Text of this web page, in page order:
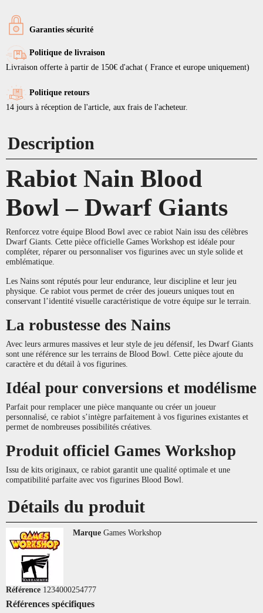
Garanties sécurité
Politique de livraison
Livraison offerte à partir de 150€ d'achat ( France et europe uniquement)
Politique retours
14 jours à réception de l'article, aux frais de l'acheteur.
Description
Rabiot Nain Blood
Bowl – Dwarf Giants
Renforcez votre équipe Blood Bowl avec ce rabiot Nain issu des célèbres
Dwarf Giants. Cette pièce officielle Games Workshop est idéale pour
compléter, réparer ou personnaliser vos figurines avec un style solide et
emblématique.
Les Nains sont réputés pour leur endurance, leur discipline et leur jeu
physique. Ce rabiot vous permet de créer des joueurs uniques tout en
conservant l’identité visuelle caractéristique de votre équipe sur le terrain.
La robustesse des Nains
Avec leurs armures massives et leur style de jeu défensif, les Dwarf Giants
sont une référence sur les terrains de Blood Bowl. Cette pièce ajoute du
caractère et du détail à vos figurines.
Idéal pour conversions et modélisme
Parfait pour remplacer une pièce manquante ou créer un joueur
personnalisé, ce rabiot s’intègre parfaitement à vos figurines existantes et
permet de nombreuses possibilités créatives.
Produit officiel Games Workshop
Issu de kits originaux, ce rabiot garantit une qualité optimale et une
compatibilité parfaite avec vos figurines Blood Bowl.
Détails du produit
Marque Games Workshop
Référence 1234000254777
Références spécifiques